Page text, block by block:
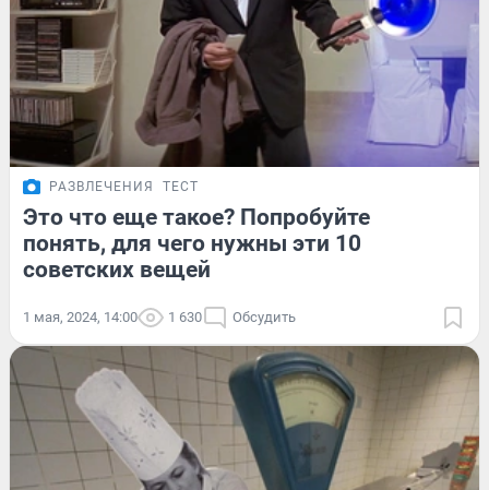
РАЗВЛЕЧЕНИЯ ТЕСТ
Это что еще такое? Попробуйте
понять, для чего нужны эти 10
советских вещей
1 мая, 2024, 14:00 1 630 Обсудить